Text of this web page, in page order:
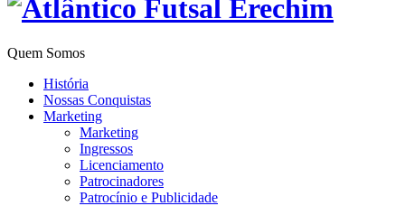
Quem Somos
História
Nossas Conquistas
Marketing
Marketing
Ingressos
Licenciamento
Patrocinadores
Patrocínio e Publicidade